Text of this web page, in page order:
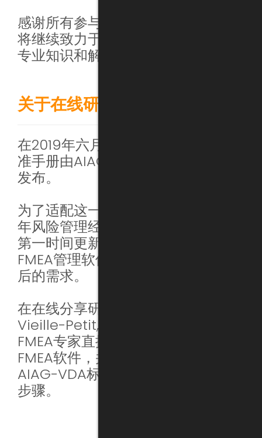
感谢所有参与分享会的来宾，我们也
将继续致力于为技术群体提供更多的
专业知识和解决方案。
关于在线研讨会
在2019年六月三日，最新的FMEA标
准手册由AIAG-VDA 委员会在柏林
发布。
为了适配这一新标准，有着超过三十
年风险管理经验的KNOWLLENCE在
第一时间更新并推出了全新版本的
FMEA管理软件，满足了新标准修改
后的需求。
在在线分享研讨会上， Thomas
Vieille-Petit, 来自Knowllence的
FMEA专家直接向来宾演示了最新的
FMEA软件，并展示了如何在最新的
AIAG-VDA标准下管控FMEA的七大
步骤。